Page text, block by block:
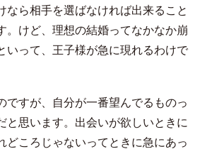
なら相手を選ばなければ出来ること
。けど、理想の結婚ってなかなか崩
いって、王子様が急に現れるわけで
ですが、自分が一番望んでるものっ
と思います。出会いが欲しいときに
どころじゃないってときに急にあっ